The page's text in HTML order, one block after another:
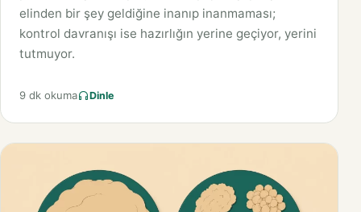
elinden bir şey geldiğine inanıp inanmaması;
kontrol davranışı ise hazırlığın yerine geçiyor, yerini
tutmuyor.
9 dk okuma Dinle